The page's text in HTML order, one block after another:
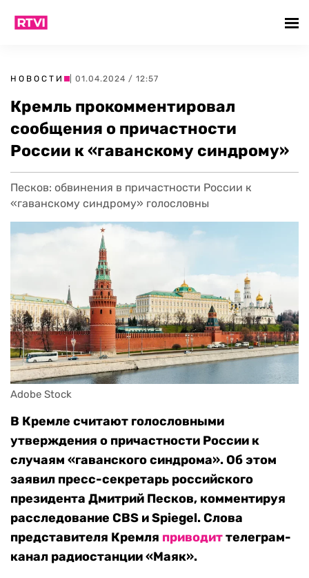
НОВОСТИ | 01.04.2024 / 12:57
Кремль прокомментировал
сообщения о причастности
России к «гаванскому синдрому»
Песков: обвинения в причастности России к
«гаванскому синдрому» голословны
Adobe Stock
В Кремле считают голословными
утверждения о причастности России к
случаям «гаванского синдрома». Об этом
заявил пресс-секретарь российского
президента Дмитрий Песков, комментируя
расследование CBS и Spiegel. Слова
представителя Кремля приводиттелеграм-
канал радиостанции «Маяк».